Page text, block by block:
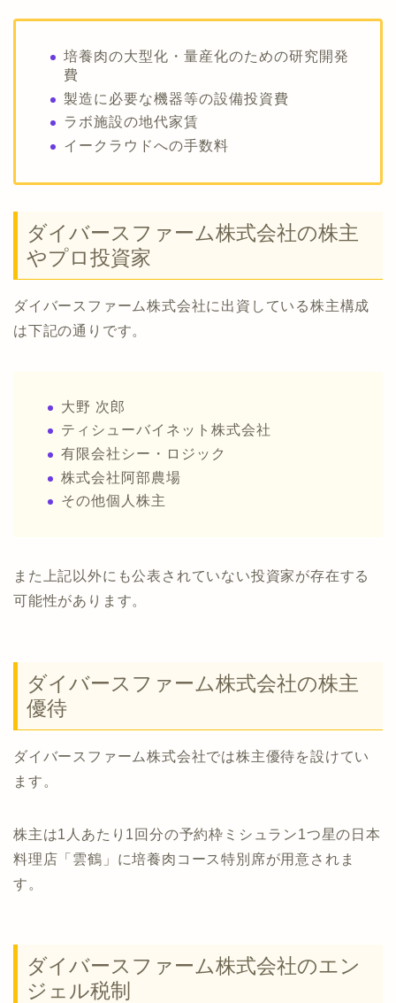
培養肉の大型化・量産化のための研究開発
費
製造に必要な機器等の設備投資費
ラボ施設の地代家賃
イークラウドへの手数料
ダイバースファーム株式会社の株主
やプロ投資家
ダイバースファーム株式会社に出資している株主構成
は下記の通りです。
大野 次郎
ティシューバイネット株式会社
有限会社シー・ロジック
株式会社阿部農場
その他個人株主
また上記以外にも公表されていない投資家が存在する
可能性があります。
ダイバースファーム株式会社の株主
優待
ダイバースファーム株式会社では株主優待を設けてい
ます。
株主は1人あたり1回分の予約枠ミシュラン1つ星の日本
料理店「雲鶴」に培養肉コース特別席が用意されま
す。
ダイバースファーム株式会社のエン
ジェル税制